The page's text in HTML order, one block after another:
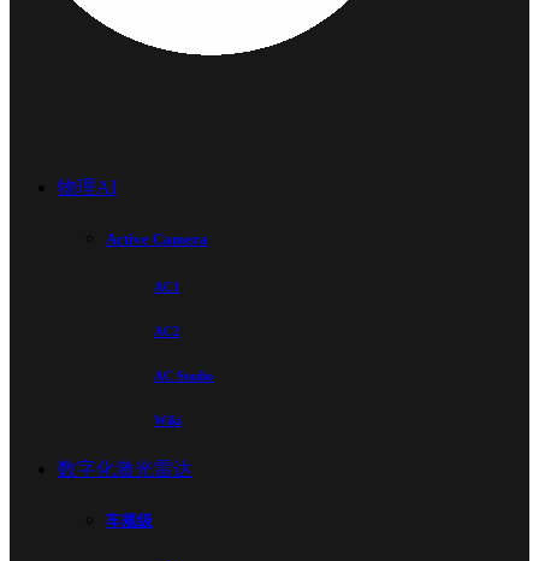
物理AI
Active Camera
AC1
AC2
AC Studio
Wiki
数字化激光雷达
车规级